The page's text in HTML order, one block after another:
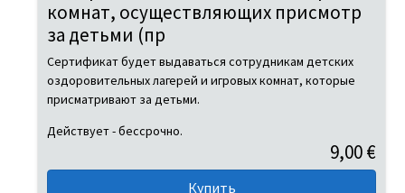
комнат, осуществляющих присмотр
за детьми (пр
Сертификат будет выдаваться сотрудникам детских
оздоровительных лагерей и игровых комнат, которые
присматривают за детьми.
Действует - бессрочно.
9,00 €